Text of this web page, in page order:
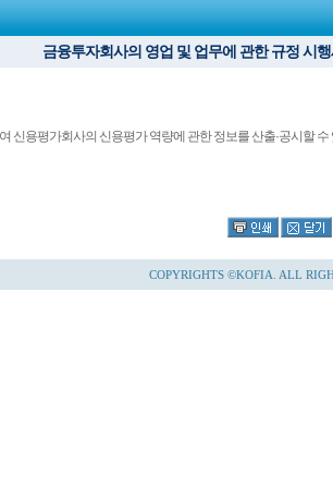
금융투자회사의 영업 및 업무에 관한 규정 시행
신용평가회사의 신용평가 역량에 관한 정보를 산출·공시할 수
COPYRIGHTS ©KOFIA. ALL